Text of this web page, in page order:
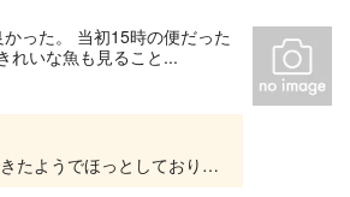
った。 当初15時の便だった
れいな魚も見ること...
グラスボートのご乗船ありがとうございます！！ ウミガメも2回遭遇できたようでほっとしております(^_-)-☆ 当店の船長は30年以上この海でお仕事している ベテラン船長です。 次回お...